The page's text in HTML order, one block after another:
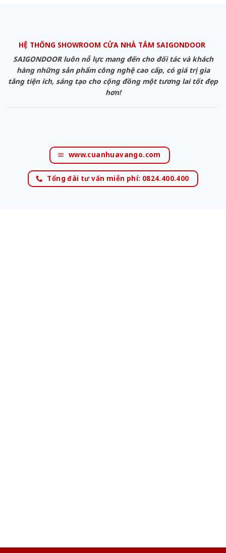
HỆ THỐNG SHOWROOM CỬA NHÀ TẮM SAIGONDOOR
SAIGONDOOR luôn nỗ lực mang đến cho đối tác và khách
hàng những sản phẩm công nghệ cao cấp, có giá trị gia
tăng tiện ích, sáng tạo cho cộng đồng một tương lai tốt đẹp
hơn!
www.cuanhuavango.com
Tổng đài tư vấn miễn phí: 0824.400.400